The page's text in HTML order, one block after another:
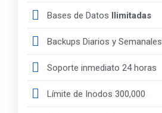
Bases de Datos Ilimitadas
Backups Diarios y Semanales
Soporte inmediato 24 horas
Límite de Inodos 300,000